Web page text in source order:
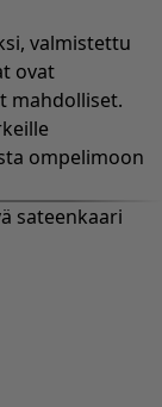
valmistettu
ovat
mahdolliset.
ompelimoon
sateenkaari